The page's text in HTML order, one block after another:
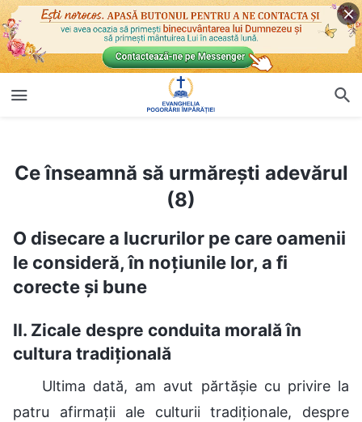
Ce înseamnă să urmărești adevărul (8)
Ce înseamnă să urmărești adevărul
(8)
O disecare a lucrurilor pe care oamenii
le consideră, în noțiunile lor, a fi
corecte și bune
II. Zicale despre conduita morală în
cultura tradițională
Ultima dată, am avut părtășie cu privire la
patru afirmații ale culturii tradiționale, despre